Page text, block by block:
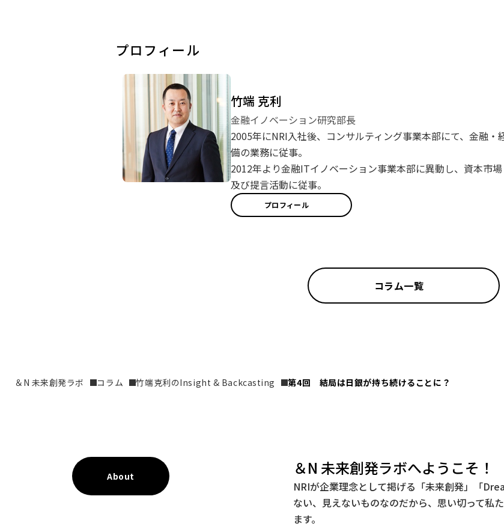
プロフィール
竹端 克利
金融イノベーション研究部長
2005年にNRI入社後、コンサルティング事業本部にて、金融
備の業務に従事。
2012年より金融ITイノベーション事業本部に異動し、資本市
及び提言活動に従事。
プロフィール
コラム一覧
＆N 未来創発ラボ コラム 竹端克利のInsight & Backcasting 第4回　結局は日銀が持ち続けることに？
About ＆N 未来創発ラボへようこそ！
NRIが企業理念として掲げる「未来創発」「
ない、見えないものなのだから、思い切って私
ます。